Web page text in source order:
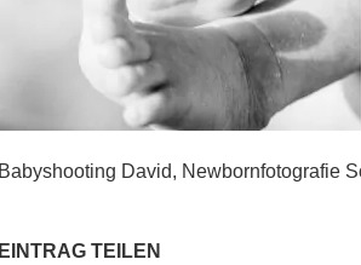
Babyshooting David, Newbornfotografie
EINTRAG TEILEN